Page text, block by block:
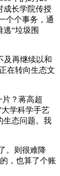
成长学院传授
个个事务，通
“垃圾围
及再继续以和
在转向生态文
？蒋高超
学科学手艺
生态问题。我
。则很难降
，也算了个账